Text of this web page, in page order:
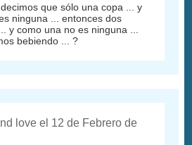
que sólo una copa ... y
ninguna ... entonces dos
y como una no es ninguna ...
bebiendo ... ?
love el 12 de Febrero de